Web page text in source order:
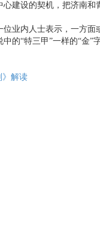
建设的契机，把济南和
业内人士表示，一方
的“特三甲”一样的“金”
》解读